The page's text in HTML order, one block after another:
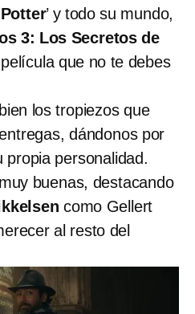
’ y todo su mundo,
3: Los Secretos de
película que no te debes
los tropiezos que
dándonos por
propia personalidad.
buenas, destacando
como Gellert
al resto del